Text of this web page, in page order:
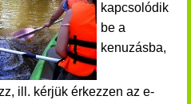
kapcsolódik
be a
kenuzásba,
ill. kérjük érkezzen az e-